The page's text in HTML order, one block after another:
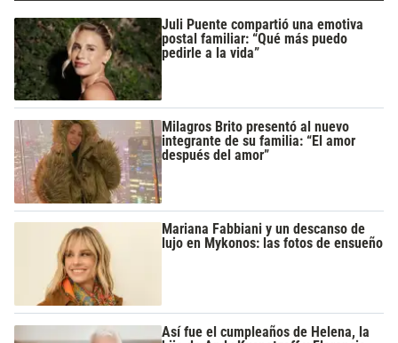
Juli Puente compartió una emotiva
postal familiar: “Qué más puedo
pedirle a la vida”
Milagros Brito presentó al nuevo
integrante de su familia: “El amor
después del amor”
Mariana Fabbiani y un descanso de
lujo en Mykonos: las fotos de ensueño
Así fue el cumpleaños de Helena, la